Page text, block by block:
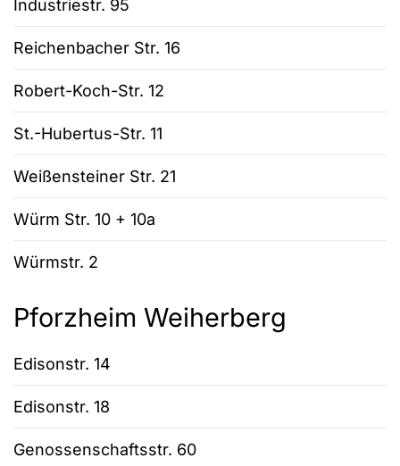
Industriestr. 95
Reichenbacher Str. 16
Robert-Koch-Str. 12
St.-Hubertus-Str. 11
Weißensteiner Str. 21
Würm Str. 10 + 10a
Würmstr. 2
Pforzheim Weiherberg
Edisonstr. 14
Edisonstr. 18
Genossenschaftsstr. 60